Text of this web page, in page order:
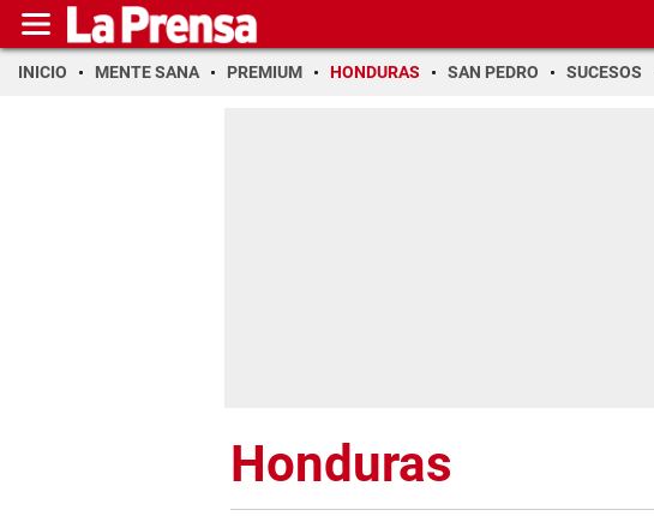
INICIO MENTE SANA PREMIUM HONDURAS SAN PEDRO SUCESOS
Honduras